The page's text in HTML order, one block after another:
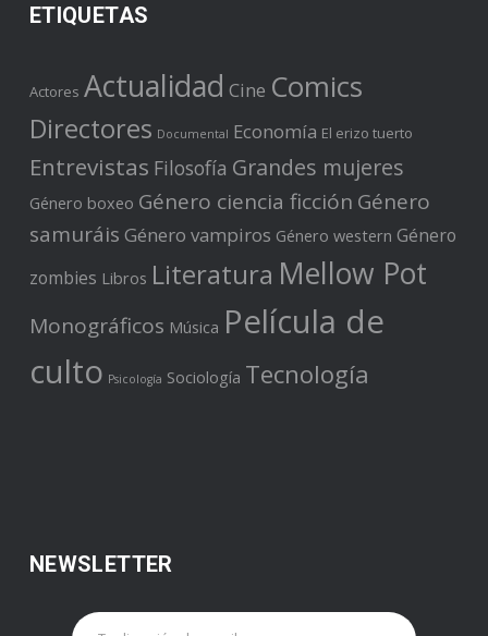
ETIQUETAS
Actores Actualidad Cine Comics
Directores Documental Economía El erizo tuerto
Entrevistas Filosofía Grandes mujeres
Género boxeo Género ciencia ficción Género
samuráis Género vampiros Género western Género
zombies Libros Literatura Mellow Pot
Monográficos Música Película de
culto Psicología Sociología Tecnología
NEWSLETTER